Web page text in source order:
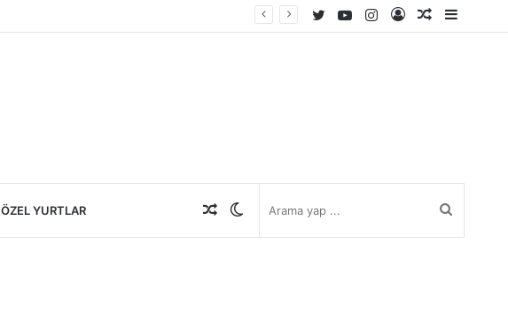
Rastgele
Kayıt
Instagram
YouTube
Twitter
ÖZEL YURTLAR Rastgele